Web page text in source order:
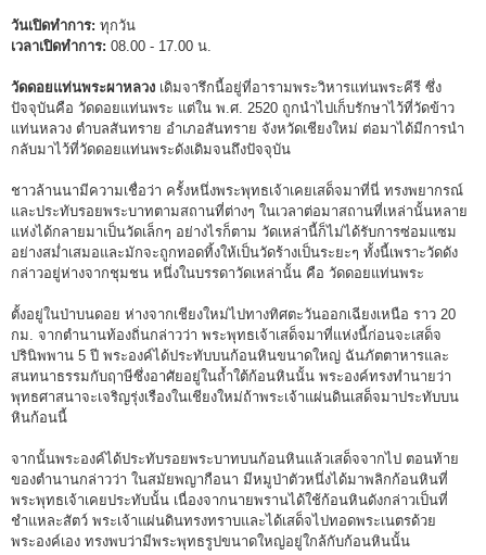
วันเปิดทำการ: ทุกวัน
เวลาเปิดทำการ: 08.00 - 17.00 น.
วัดดอยแท่นพระผาหลวง เดิมจารึกนี้อยู่ที่อารามพระวิหารแท่นพระคีรี ซึ่ง
ปัจจุบันคือ วัดดอยแท่นพระ แต่ใน พ.ศ. 2520 ถูกนำไปเก็บรักษาไว้ที่วัดข้าว
แท่นหลวง ตำบลสันทราย อำเภอสันทราย จังหวัดเชียงใหม่ ต่อมาได้มีการนำ
กลับมาไว้ที่วัดดอยแท่นพระดังเดิมจนถึงปัจจุบัน
ชาวล้านนามีความเชื่อว่า ครั้งหนึ่งพระพุทธเจ้าเคยเสด็จมาที่นี่ ทรงพยากรณ์
และประทับรอยพระบาทตามสถานที่ต่างๆ ในเวลาต่อมาสถานที่เหล่านั้นหลาย
แห่งได้กลายมาเป็นวัดเล็กๆ อย่างไรก็ตาม วัดเหล่านี้ก็ไม่ได้รับการซ่อมแซม
อย่างสม่ำเสมอและมักจะถูกทอดทิ้งให้เป็นวัดร้างเป็นระยะๆ ทั้งนี้เพราะวัดดัง
กล่าวอยู่ห่างจากชุมชน หนึ่งในบรรดาวัดเหล่านั้น คือ วัดดอยแท่นพระ
ตั้งอยู่ในป่าบนดอย ห่างจากเชียงใหม่ไปทางทิศตะวันออกเฉียงเหนือ ราว 20
กม. จากตำนานท้องถิ่นกล่าวว่า พระพุทธเจ้าเสด็จมาที่แห่งนี้ก่อนจะเสด็จ
ปรินิพพาน 5 ปี พระองค์ได้ประทับบนก้อนหินขนาดใหญ่ ฉันภัตตาหารและ
สนทนาธรรมกับฤาษีซึ่งอาศัยอยู่ในถ้ำใต้ก้อนหินนั้น พระองค์ทรงทำนายว่า
พุทธศาสนาจะเจริญรุ่งเรืองในเชียงใหม่ถ้าพระเจ้าแผ่นดินเสด็จมาประทับบน
หินก้อนนี้
จากนั้นพระองค์ได้ประทับรอยพระบาทบนก้อนหินแล้วเสด็จจากไป ตอนท้าย
ของตำนานกล่าวว่า ในสมัยพญากือนา มีหมูป่าตัวหนึ่งได้มาพลิกก้อนหินที่
พระพุทธเจ้าเคยประทับนั้น เนื่องจากนายพรานได้ใช้ก้อนหินดังกล่าวเป็นที่
ชำแหละสัตว์ พระเจ้าแผ่นดินทรงทราบและได้เสด็จไปทอดพระเนตรด้วย
พระองค์เอง ทรงพบว่ามีพระพุทธรูปขนาดใหญ่อยู่ใกล้กับก้อนหินนั้น